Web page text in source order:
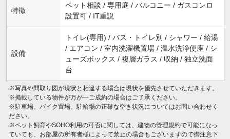
特徴
ペット相談 / 専用庭 / バルコニー / ガスコンロ
設置可 / IT重説
設備
トイレ(専用) / バス・トイレ別 / シャワー / 給湯
/ エアコン / 室内洗濯機置場 / 温水洗浄便座 / シ
ューズボックス / 複層ガラス / 収納 / 独立洗面
台
※写真や間取り図が現状と相違する場合は現状を優先させていただきます。
※掲載している物件が万が一ご成約の場合はご了承ください。
※駐車場、バイク置場、駐輪場の正確な空き状況についてはお問い合わせく
ださい。
※ペット飼育やSOHO利用の可否に関しては、建物の管理規約で可能になっ
ていても、お部屋の所有者様によって禁止の場合もございますので御注意下